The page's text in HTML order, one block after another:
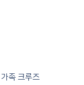
족 크루즈